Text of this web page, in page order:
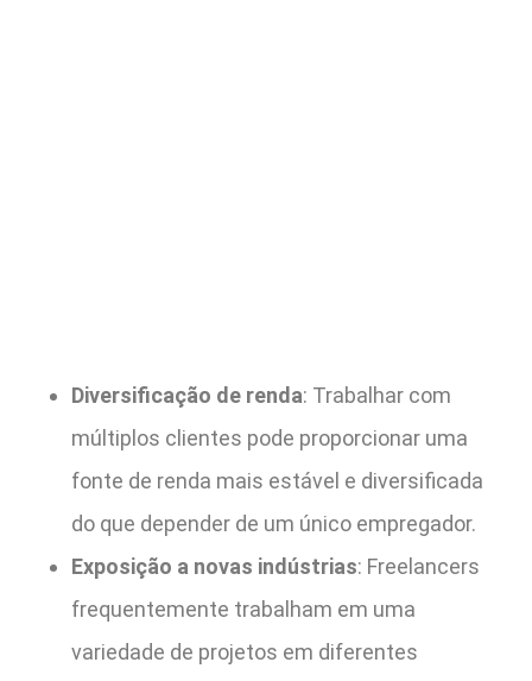
Diversificação de renda: Trabalhar com
múltiplos clientes pode proporcionar uma
fonte de renda mais estável e diversificada
do que depender de um único empregador.
Exposição a novas indústrias: Freelancers
frequentemente trabalham em uma
variedade de projetos em diferentes